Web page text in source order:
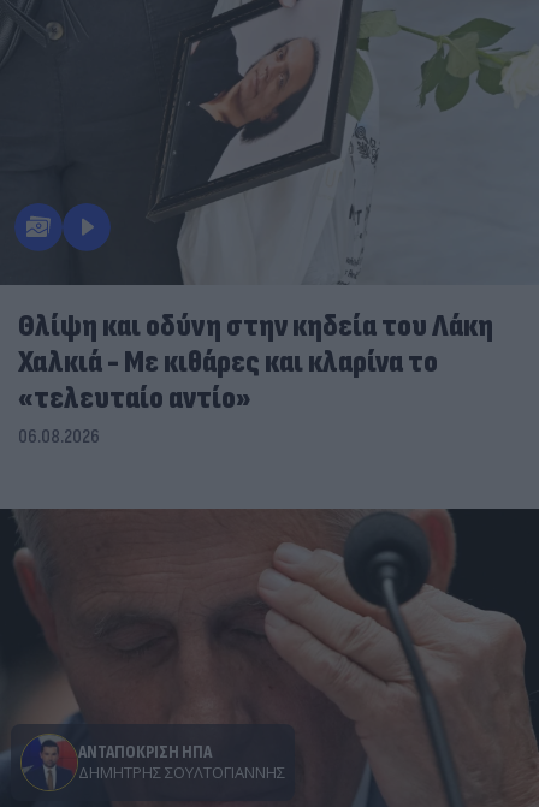
Θλίψη και οδύνη στην κηδεία του Λάκη
Χαλκιά - Με κιθάρες και κλαρίνα το
«τελευταίο αντίο»
06.08.2026
ΑΝΤΑΠΟΚΡΙΣΗ ΗΠΑ
ΔΗΜΉΤΡΗΣ ΣΟΥΛΤΟΓΙΆΝΝΗΣ